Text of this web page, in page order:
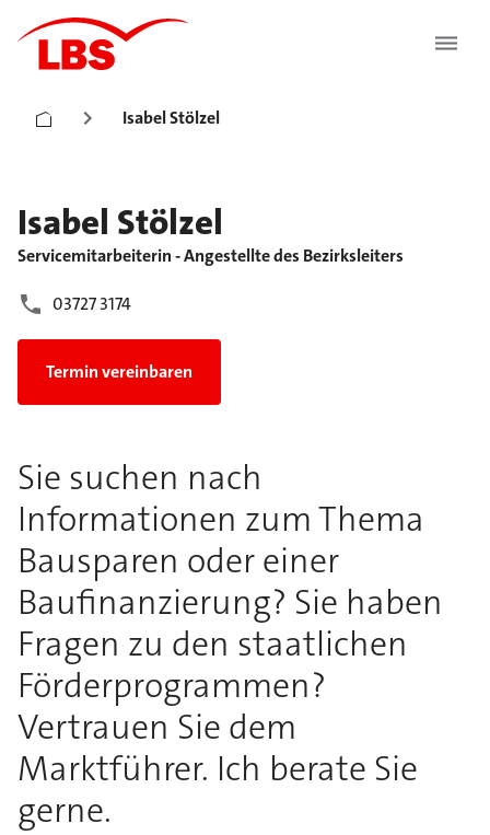
Isabel Stölzel
Isabel Stölzel
Servicemitarbeiterin - Angestellte des Bezirksleiters
03727 3174
Termin vereinbaren
Sie suchen nach
Informationen zum Thema
Bausparen oder einer
Baufinanzierung? Sie haben
Fragen zu den staatlichen
Förderprogrammen?
Vertrauen Sie dem
Marktführer. Ich berate Sie
gerne.